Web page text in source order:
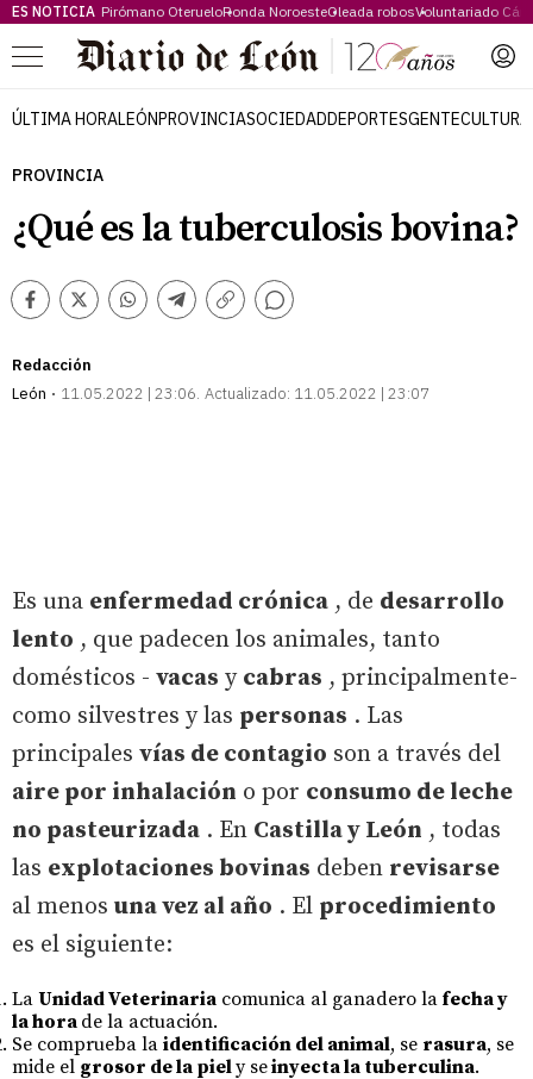
ES NOTICIA Pirómano OterueloRonda NoroesteOleada robosVoluntariado
Menú
ÚLTIMA HORALEÓNPROVINCIASOCIEDADDEPORTESGENTECULTURA
PROVINCIA
¿Qué es la tuberculosis bovina?
Facebook
TwitterWhatsappTelegram
Copiar
Comentarios
Redacción
León
11.05.2022 | 23:06 Actualizado: 11.05.2022 | 23:07
Es una enfermedad crónica , de desarrollo
lento , que padecen los animales, tanto
domésticos - vacas y cabras , principalmente-
como silvestres y las personas . Las
principales vías de contagio son a través del
aire por inhalación o por consumo de leche
no pasteurizada . En Castilla y León , todas
las explotaciones bovinas deben revisarse
al menos una vez al año . El procedimiento
es el siguiente:
La Unidad Veterinaria comunica al ganadero la fecha y
la hora de la actuación.
Se comprueba la identificación del animal, se rasura, se
mide el grosor de la piely seinyecta la tuberculina.